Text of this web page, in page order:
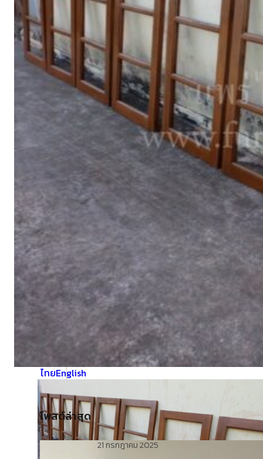
ชั้นวางทีวี ไม้สักโมเดิร์น ชั้นวางทีวี ไม้สักมินิ
มอล
ชุดกาแฟขาเหล็กชุดนั่งระเบียง
รับแขกชุดโต๊ะไม้แท้ ชุดโต๊ะไม้สัก โมเดิร์น
ชุดโต๊ะไม้สัก มิ
นิมอล ชุดโต๊ะบาร์ชุดโต๊ะอาหารตู้ ตู้เสื้อผ้า
ตู้เสื้อผ้า โมเดิร์น
ตู้รองเท้า
ตู้หนังสือ / ชั้นวางหนังสือ ตู้หัวเตียง ตู้โชว์
ตู้โชว์
ไม้สัก โมเดิร์นประตู ประตูไม้สัก โมเดิร์น ประตูนิรภัยคู่ชอง
ประตูบานคู่ประตูบานเฟี้ยม ภาพแกะสลักม้านั่งยาว
หน้าต่างห้องชุดเก้าอี้เก้าอี้ไม้สัก โมเดิร์น เก้าอี้ไม้สัก มินิ
มอล เตียง เตียงไม้สัก โมเดิร์น เตียงไม้สัก มินิมอล โซฟา
โซฟาไม้สัก โมเดิร์นโต๊ะไม้สักโต๊ะกลางโซฟาโต๊ะทำงาน
โต๊ะทํางานไม้สัก โมเดิร์น
โต๊ะทำงานไม้สัก มินิมอล โต๊ะ
ประชุม
โต๊ะวางของ โต๊ะหมู่บูชาโต๊ะอาหารโต๊ะกินข้าวไม้สัก
โต๊ะกินข้าวไม้สัก โมเดิร์น
โต๊ะกินข้าวไม้สัก มินิมอล
โต๊ะเครื่อง(แป้ง) ไม้แปรรูป อื่นๆสินค้าทั้งหมด (ALL
PRODUCT)
เกี่ยวกับเรา (ABOUT US)
ประวัติแพร่ไม้ไทย (COMPANY BACKGROUND)
ลูกค้าและพาร์ทเนอร์ (OUR CUSTOMERS)
โรงงานแพร่ไม้ไทย (FACTORY)
ผลงาน (ACHIVEMENT)
รีวิวลูกค้า (REVIEW)
ข่าวสารและบทความ (ARTICLE)
ติดต่อเรา (CONTACT)
คำถามที่พบบ่อย (FAQ)
English
ไทย
โพสต์ล่าสุด
21 กรกฎาคม 2025